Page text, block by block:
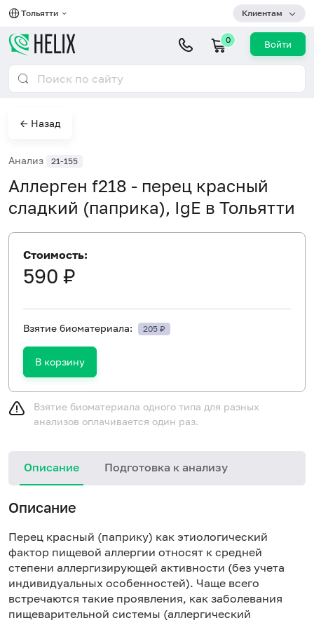
Тольятти Клиентам
0 Войти
← Назад
Анализ 21-155
Аллерген f218 - перец красный
сладкий (паприка), IgE в Тольятти
Стоимость:
590 ₽
Взятие биоматериала: 205 ₽
В корзину
Взятие биоматериала одного типа для разных
анализов оплачивается один раз.
Описание Подготовка к анализу
Описание
Перец красный (паприку) как этиологический
фактор пищевой аллергии относят к средней
степени аллергизирующей активности (без учета
индивидуальных особенностей). Чаще всего
встречаются такие проявления, как заболевания
пищеварительной системы (аллергический